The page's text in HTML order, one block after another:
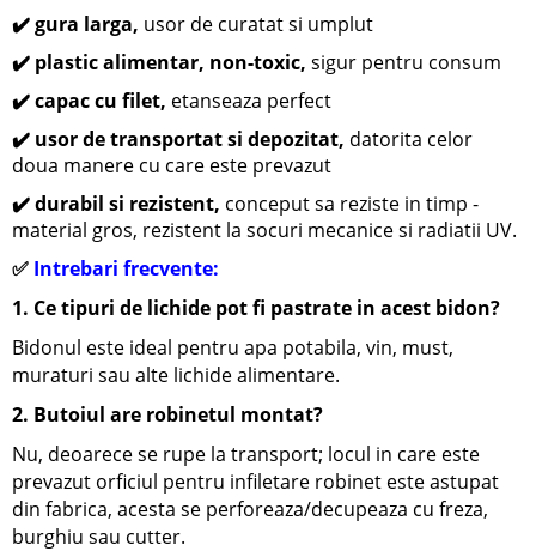
✔️ gura larga, usor de curatat si umplut
✔️ plastic alimentar, non-toxic,sigur pentru consum
✔️ capac cu filet, etanseaza perfect
✔️ usor de transportat si depozitat, datorita celor
doua manere cu care este prevazut
✔️ durabil si rezistent, conceput sa reziste in timp -
material gros, rezistent la socuri mecanice si radiatii UV.
✅ Intrebari frecvente:
1. Ce tipuri de lichide pot fi pastrate in acest bidon?
Bidonul este ideal pentru apa potabila, vin, must,
muraturi sau alte lichide alimentare.
2. Butoiul are robinetul montat?
Nu, deoarece se rupe la transport; locul in care este
prevazut orficiul pentru infiletare robinet este astupat
din fabrica, acesta se perforeaza/decupeaza cu freza,
burghiu sau cutter.